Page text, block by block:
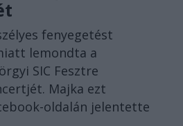
fenyegetést
lemondta a
SIC Fesztre
Majka ezt
oldalán jelentette